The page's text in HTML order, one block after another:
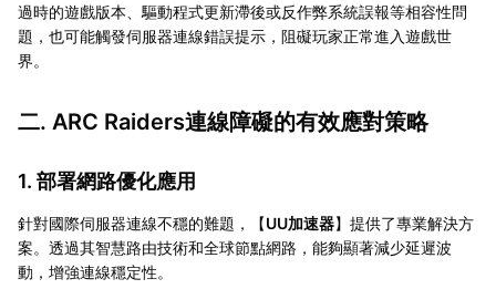
過時的遊戲版本、驅動程式更新滯後或反作弊系統誤報等相容性問
題，也可能觸發伺服器連線錯誤提示，阻礙玩家正常進入遊戲世
界。
二. ARC Raiders連線障礙的有效應對策略
1. 部署網路優化應用
針對國際伺服器連線不穩的難題，【UU加速器】提供了專業解決方
案。透過其智慧路由技術和全球節點網路，能夠顯著減少延遲波
動，增強連線穩定性。